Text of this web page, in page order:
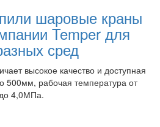
шаровые краны
Temper для
сред
высокое качество и доступная
500мм, рабочая температура от
4,0МПа.